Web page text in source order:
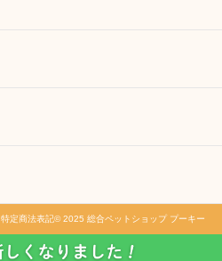
特定商法表記© 2025 総合ペットショップ プーキー